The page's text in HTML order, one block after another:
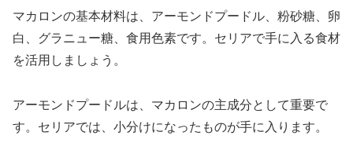
マカロンの基本材料は、アーモンドプードル、粉砂糖、卵
白、グラニュー糖、食用色素です。セリアで手に入る食材
を活用しましょう。
アーモンドプードルは、マカロンの主成分として重要で
す。セリアでは、小分けになったものが手に入ります。